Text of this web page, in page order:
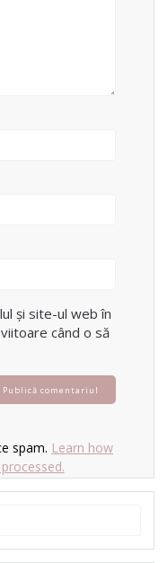
și site-ul web în
când o să
spam. Learn how